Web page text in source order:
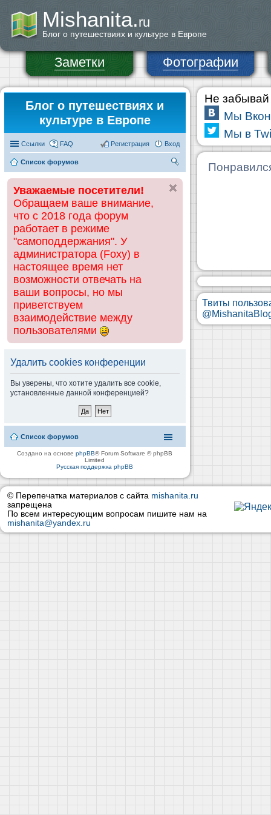
Mishanita.ru
Блог о путешествиях и культуре в Европе
Заметки Фотографии
Блог о путешествиях и
культуре в Европе
Ссылки FAQ Вход
Регистрация
Список форумов
ск
Уважаемые посетители!
Обращаем ваше внимание,
что с 2018 года форум
работает в режиме
"самоподдержания". У
администратора (Foxy) в
настоящее время нет
возможности отвечать на
ваши вопросы, но мы
приветствуем
взаимодействие между
пользователями
Удалить cookies конференции
Вы уверены, что хотите удалить все cookie,
установленные данной конференцией?
Список форумов
Создано на основеphpBB® Forum Software © phpBB
Limited
Русская поддержка phpBB
Не забывай
Мы
Мы в
Твиты
© Перепечатка материалов с сайта mishanita.ru
запрещена
По всем интересующим вопросам пишите нам на
mishanita@yandex.ru